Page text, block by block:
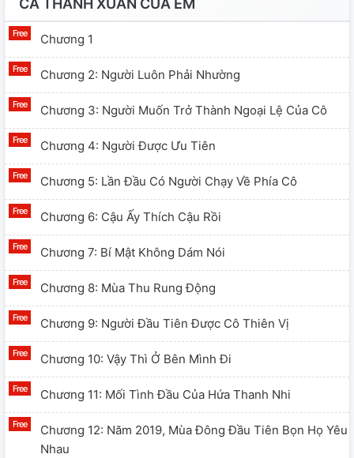
CẢ THANH XUÂN CỦA EM
Chương 1
Chương 2: Người Luôn Phải Nhường
Chương 3: Người Muốn Trở Thành Ngoại Lệ Của Cô
Chương 4: Người Được Ưu Tiên
Chương 5: Lần Đầu Có Người Chạy Về Phía Cô
Chương 6: Cậu Ấy Thích Cậu Rồi
Chương 7: Bí Mật Không Dám Nói
Chương 8: Mùa Thu Rung Động
Chương 9: Người Đầu Tiên Được Cô Thiên Vị
Chương 10: Vậy Thì Ở Bên Mình Đi
Chương 11: Mối Tình Đầu Của Hứa Thanh Nhi
Chương 12: Năm 2019, Mùa Đông Đầu Tiên Bọn Họ Yêu
Nhau